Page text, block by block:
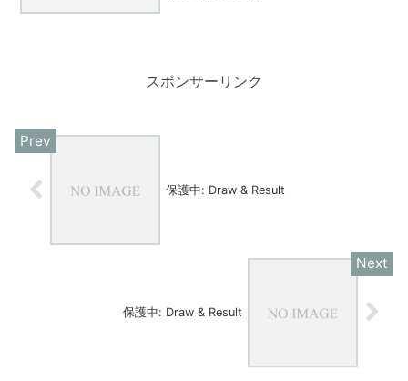
スポンサーリンク
保護中: Draw & Result
保護中: Draw & Result